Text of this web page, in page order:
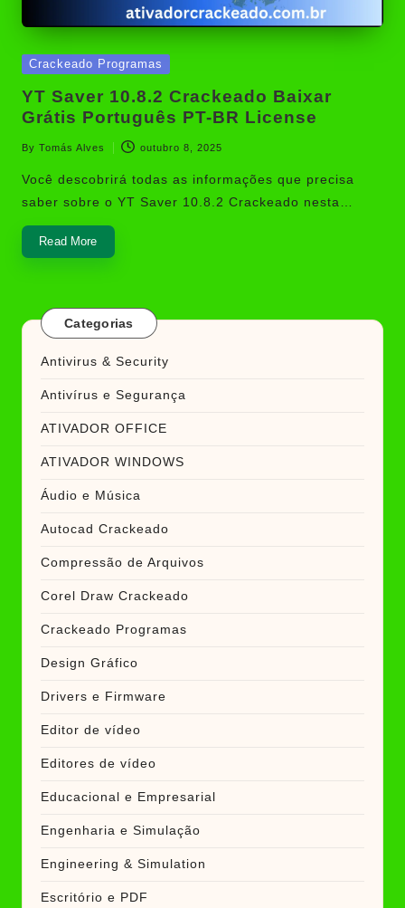
Posted
Crackeado Programas
YT Saver 10.8.2 Crackeado Baixar
Grátis Português PT-BR License
Posted
by
By Tomás Alves outubro 8, 2025
Você descobrirá todas as informações que precisa
saber sobre o YT Saver 10.8.2 Crackeado nesta…
Read More
Categorias
Antivirus & Security
Antivírus e Segurança
ATIVADOR OFFICE
ATIVADOR WINDOWS
Áudio e Música
Autocad Crackeado
Compressão de Arquivos
Corel Draw Crackeado
Crackeado Programas
Design Gráfico
Drivers e Firmware
Editor de vídeo
Editores de vídeo
Educacional e Empresarial
Engenharia e Simulação
Engineering & Simulation
Escritório e PDF